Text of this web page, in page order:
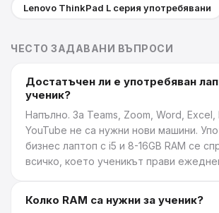
Lenovo ThinkPad L серия употребявани
ЧЕСТО ЗАДАВАНИ ВЪПРОСИ
Достатъчен ли е употребяван
ученик?
Напълно. За Teams, Zoom, Word, Excel,
YouTube не са нужни нови машини.
бизнес лаптоп с i5 и 8-16GB RAM се
всичко, което ученикът прави
Колко RAM са нужни за ученик?